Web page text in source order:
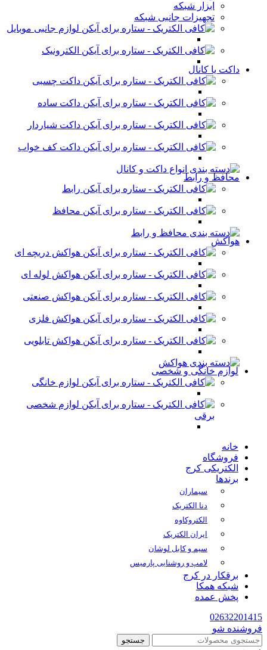
ابزار شبکه
تجهیزات جانبی شبکه
لوازم جانبی موبایل
الکترونیک
داکت یا کانال
داکت چسبی
داکت ساده
داکت شیاردار
داکت کف خواب
محافظ و رابط
رابط
محافظ
هواکش
هواکش دریچه ای
هواکش لوله ای
هواکش صنعتی
هواکش فلزی
هواکش تابلویی
لوازم خانگی و شخصی
لوازم خانگی
لوازم شخصی
برقی
خانه
فروشگاه
الکتریکی کرج
برندها
سیماران
دنا الکتریک
الکتروکاوه
ایران الکتریک
سیم و کابل لوشان
لامپ و روشنایی پارمیس
برقکار در کرج
شبکه همکا
پخش عمده
02632201415
فروشنده شو
جستجو